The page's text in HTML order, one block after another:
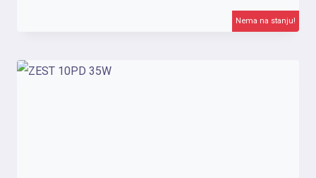
Nema na stanju!